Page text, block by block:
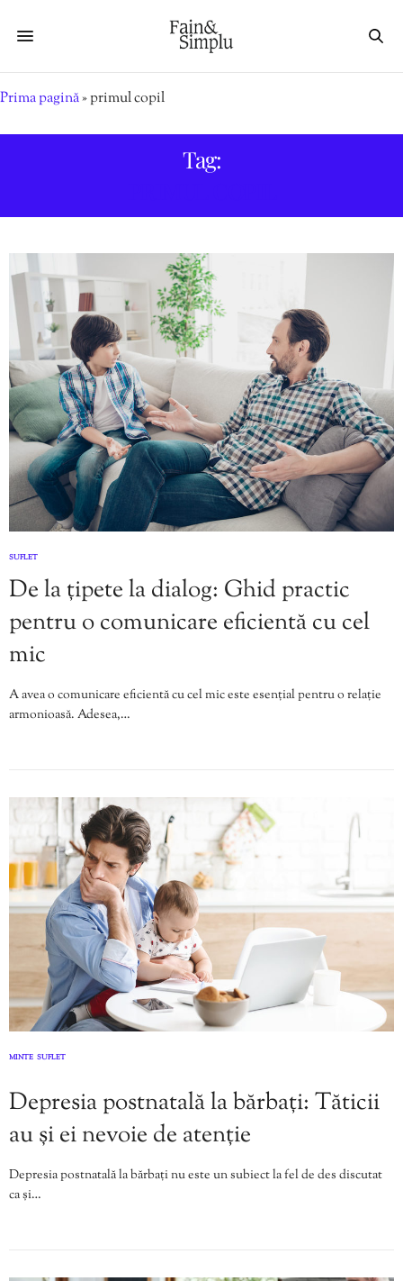
Prima pagină»primul copil
Tag:
SUFLET
De la țipete la dialog: Ghid practic
pentru o comunicare eficientă cu cel
mic
A avea o comunicare eficientă cu cel mic este esențial pentru o relație
armonioasă. Adesea,…
MINTE SUFLET
Depresia postnatală la bărbați: Tăticii
au și ei nevoie de atenție
Depresia postnatală la bărbați nu este un subiect la fel de des discutat
ca și…